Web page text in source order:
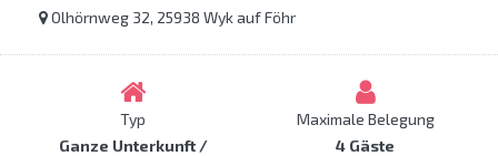
Olhörnweg 32, 25938 Wyk auf Föhr
Typ
Ganze Unterkunft /
Maximale Belegung
4 Gäste